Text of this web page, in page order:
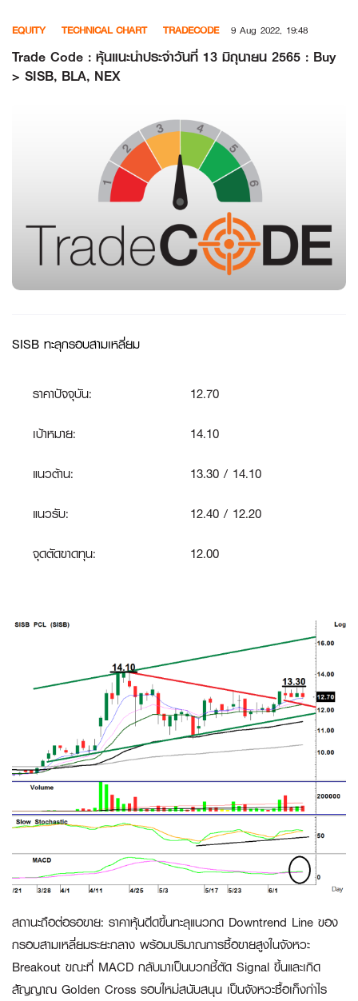
content
EQUITY TECHNICAL CHART TRADECODE 9 Aug 2022, 19:48
Trade Code : หุ้นแนะนำประจำวันที่ 13 มิถุนายน 2565 : Buy
> SISB, BLA, NEX
SISB ทะลุกรอบสามเหลี่ยม
ราคาปัจจุบัน:
12.70
เป้าหมาย:
14.10
แนวต้าน:
13.30 / 14.10
แนวรับ:
12.40 / 12.20
จุดตัดขาดทุน: 12.00
สถานะถือต่อรอขาย: ราคาหุ้นดีดขึ้นทะลุแนวกด Downtrend Line ของ
กรอบสามเหลี่ยมระยะกลาง พร้อมปริมาณการซื้อขายสูงในจังหวะ
Breakout ขณะที่ MACD กลับมาเป็นบวกชี้ตัด Signal ขึ้นและเกิด
สัญญาณ Golden Cross รอบใหม่สนับสนุน เป็นจังหวะซื้อเก็งกำไร